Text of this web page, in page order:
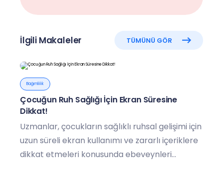
İlgili Makaleler TÜMÜNÜ GÖR
Bağımlılık
Çocuğun Ruh Sağlığı İçin Ekran Süresine
Dikkat!
Uzmanlar, çocukların sağlıklı ruhsal gelişimi için
uzun süreli ekran kullanımı ve zararlı içeriklere
dikkat etmeleri konusunda ebeveynleri